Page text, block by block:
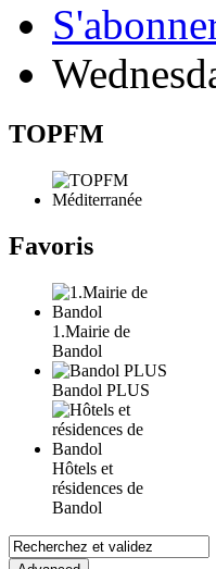
TOPFM
Favoris
1.Mairie de
Bandol
Bandol PLUS
Hôtels et
résidences de
Bandol